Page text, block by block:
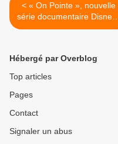
< « On Pointe », nouvelle
série documentaire Disney+
Original à retrouver dès le
Hébergé par Overblog
Top articles
Pages
Contact
Signaler un abus